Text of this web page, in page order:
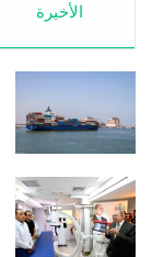
الأخيرة